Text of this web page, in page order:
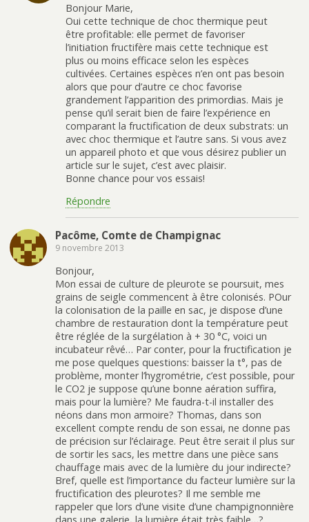
Bonjour Marie,
Oui cette technique de choc thermique peut
être profitable: elle permet de favoriser
l’initiation fructifère mais cette technique est
plus ou moins efficace selon les espèces
cultivées. Certaines espèces n’en ont pas besoin
alors que pour d’autre ce choc favorise
grandement l’apparition des primordias. Mais je
pense qu’il serait bien de faire l’expérience en
comparant la fructification de deux substrats: un
avec choc thermique et l’autre sans. Si vous avez
un appareil photo et que vous désirez publier un
article sur le sujet, c’est avec plaisir.
Bonne chance pour vos essais!
Répondre
Pacôme, Comte de Champignac
9 novembre 2013
Bonjour,
Mon essai de culture de pleurote se poursuit, mes
grains de seigle commencent à être colonisés. POur
la colonisation de la paille en sac, je dispose d’une
chambre de restauration dont la température peut
être réglée de la surgélation à + 30 °C, voici un
incubateur rêvé… Par conter, pour la fructification je
me pose quelques questions: baisser la t°, pas de
problème, monter l’hygrométrie, c’est possible, pour
le CO2 je suppose qu’une bonne aération suffira,
mais pour la lumière? Me faudra-t-il installer des
néons dans mon armoire? Thomas, dans son
excellent compte rendu de son essai, ne donne pas
de précision sur l’éclairage. Peut être serait il plus sur
de sortir les sacs, les mettre dans une pièce sans
chauffage mais avec de la lumière du jour indirecte?
Bref, quelle est l’importance du facteur lumière sur la
fructification des pleurotes? Il me semble me
rappeler que lors d’une visite d’une champignonnière